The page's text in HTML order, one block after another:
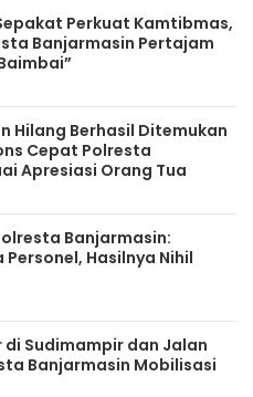
Perkuat Kamtibmas,
Banjarmasin Pertajam
Hilang Berhasil Ditemukan
Cepat Polresta
Apresiasi Orang Tua
Banjarmasin:
Personel, Hasilnya Nihil
di Sudimampir dan Jalan
Banjarmasin Mobilisasi